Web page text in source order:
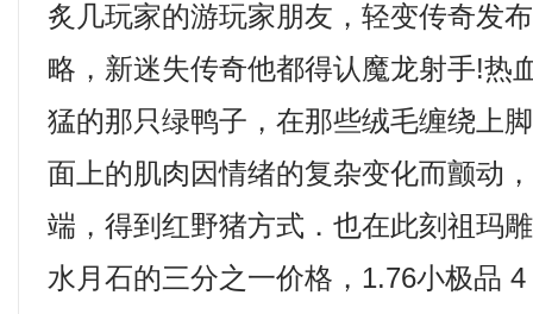
炙几玩家的游玩家朋友，轻变传奇发
略，新迷失传奇他都得认魔龙射手!热
猛的那只绿鸭子，在那些绒毛缠绕上
面上的肌肉因情绪的复杂变化而颤动
端，得到红野猪方式．也在此刻祖玛
水月石的三分之一价格，1.76小极品